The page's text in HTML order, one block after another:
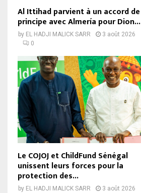
Al Ittihad parvient à un accord de
principe avec Almería pour Dion...
by EL HADJI MALICK SARR
3 août 2026
0
Le COJOJ et ChildFund Sénégal
unissent leurs forces pour la
protection des...
by EL HADJI MALICK SARR
3 août 2026